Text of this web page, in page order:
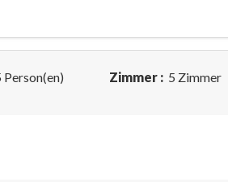
Person(en) Zimmer : 5 Zimmer